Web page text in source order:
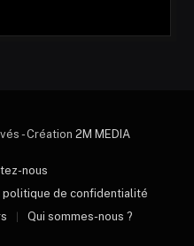
- Création 2M MEDIA
nous
politique de confidentialité
Qui sommes-nous ?